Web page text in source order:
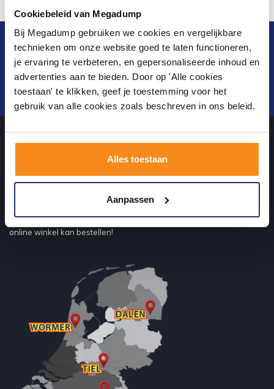
Cookiebeleid van Megadump
Bij Megadump gebruiken we cookies en vergelijkbare
technieken om onze website goed te laten functioneren,
je ervaring te verbeteren, en gepersonaliseerde inhoud en
advertenties aan te bieden. Door op 'Alle cookies
toestaan' te klikken, geef je toestemming voor het
gebruik van alle cookies zoals beschreven in ons beleid.
Alles toestaan
Aanpassen
Blijf op de hoogte van het laatste nieuws en
ontwikkelingen
Verstuur
uw sanitairwinkel in Wormer waar u niet alleen in onze showroom
terecht kunt voor badkamertegels en sanitair, maar ook via de
online winkel kan bestellen!